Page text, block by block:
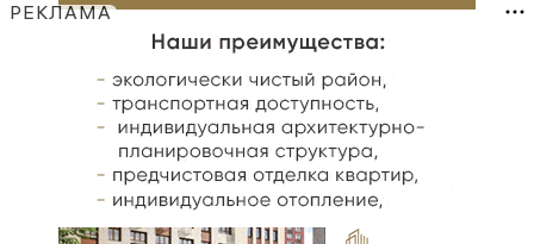
РЕКЛАМА